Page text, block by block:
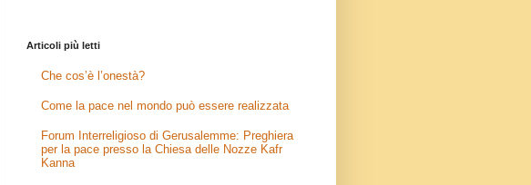
Articoli più letti
Che cos’è l’onestà?
Come la pace nel mondo può essere realizzata
Forum Interreligioso di Gerusalemme: Preghiera
per la pace presso la Chiesa delle Nozze Kafr
Kanna